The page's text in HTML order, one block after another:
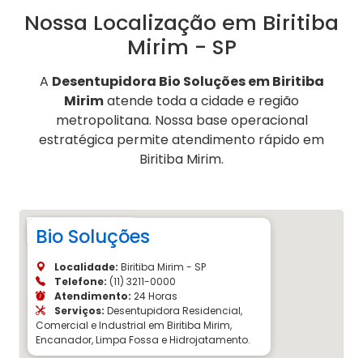
Nossa Localização em Biritiba
Mirim - SP
A Desentupidora Bio Soluções em Biritiba
Mirimatende toda a cidade e região
metropolitana. Nossa base operacional
estratégica permite atendimento rápido em
Biritiba Mirim.
Bio Soluções
Localidade: Biritiba Mirim - SP
Telefone: (11) 3211-0000
Atendimento: 24 Horas
Serviços: Desentupidora Residencial,
Comercial e Industrial em Biritiba Mirim,
Encanador, Limpa Fossa e Hidrojatamento.